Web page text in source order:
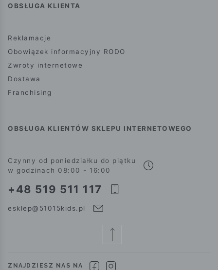
OBSŁUGA KLIENTA
Reklamacje
Obowiązek informacyjny RODO
Zwroty internetowe
Dostawa
Franchising
OBSŁUGA KLIENTÓW SKLEPU INTERNETOWEGO
Czynny od poniedziałku do piątku
w godzinach 08:00 - 16:00
+48 519 511 117
esklep@51015kids.pl
ZNAJDZIESZ NAS NA